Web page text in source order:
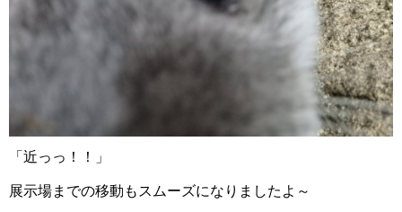
「近っっ！！」
展示場までの移動もスムーズになりましたよ～